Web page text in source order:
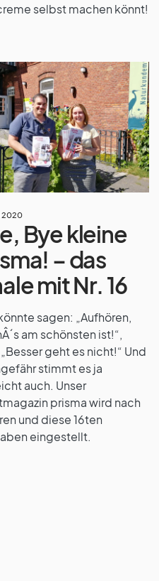
selbst machen könnt!
2020
Bye kleine
– das
mit Nr. 16
sagen: „Aufhören,
am schönsten ist!“,
geht es nicht!“ Und
stimmt es ja
auch. Unser
prisma wird nach
und diese 16ten
eingestellt.